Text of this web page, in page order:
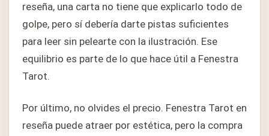
reseña, una carta no tiene que explicarlo todo de
golpe, pero sí debería darte pistas suficientes
para leer sin pelearte con la ilustración. Ese
equilibrio es parte de lo que hace útil a Fenestra
Tarot.
Por último, no olvides el precio. Fenestra Tarot en
reseña puede atraer por estética, pero la compra